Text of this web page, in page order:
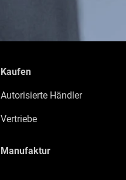
Kaufen
Autorisierte Händler
Vertriebe
Manufaktur